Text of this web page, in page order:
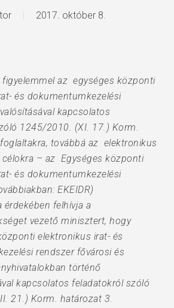
2017. október 8.
figyelemmel az egységes központi
és dokumentumkezelési
kapcsolatos
1245/2010. (XI. 17.) Korm.
továbbá az elektronikus
– az Egységes központi
és dokumentumkezelési
EKEIDR)
érdekében felhívja a
vezető minisztert, hogy
elektronikus irat- és
rendszer fővárosi és
történő
kapcsolatos feladatokról szóló
21.) Korm. határozat 3.